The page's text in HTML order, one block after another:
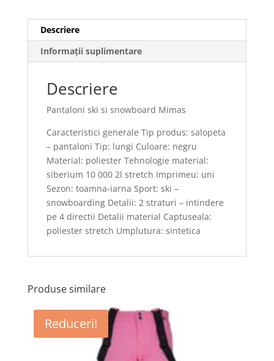
Descriere
Informații suplimentare
Descriere
Pantaloni ski si snowboard Mimas
Caracteristici generale Tip produs: salopeta
– pantaloni Tip: lungi Culoare: negru
Material: poliester Tehnologie material:
siberium 10 000 2l stretch Imprimeu: uni
Sezon: toamna-iarna Sport: ski –
snowboarding Detalii: 2 straturi – intindere
pe 4 directii Detalii material Captuseala:
poliester stretch Umplutura: sintetica
Produse similare
Reduceri!